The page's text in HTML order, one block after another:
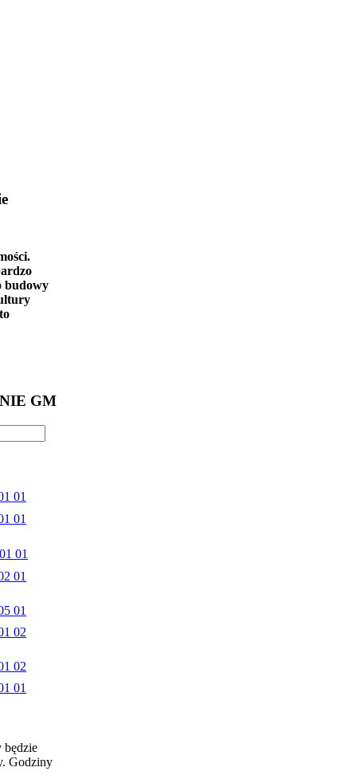
budowy
GM
będzie
Godziny